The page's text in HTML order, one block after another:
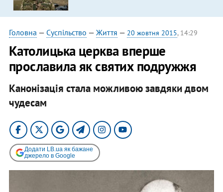
Головна — Суспільство — Життя — 20 жовтня 2015, 14:29
Католицька церква вперше
прославила як святих подружжя
Канонізація стала можливою завдяки двом
чудесам
Додати LB.ua як бажане
джерело в Google